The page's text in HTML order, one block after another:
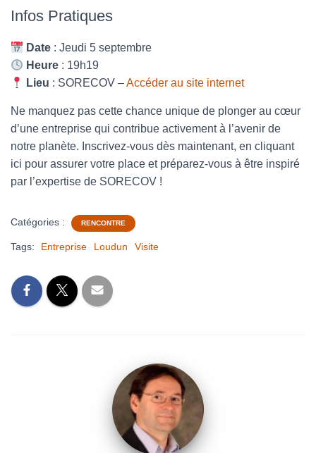
Infos Pratiques
Date : Jeudi 5 septembre
Heure : 19h19
Lieu : SORECOV –Accéder au site internet
Ne manquez pas cette chance unique de plonger au cœur
d’une entreprise qui contribue activement à l’avenir de
notre planète. Inscrivez-vous dès maintenant, en cliquant
ici pour assurer votre place et préparez-vous à être inspiré
par l’expertise de SORECOV !
Catégories : RENCONTRE
Tags: Entreprise Loudun Visite